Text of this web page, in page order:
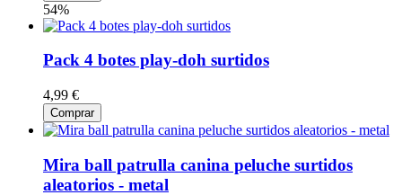
54%
Pack 4 botes play-doh surtidos
4,99 €
Comprar
Mira ball patrulla canina peluche surtidos
aleatorios - metal